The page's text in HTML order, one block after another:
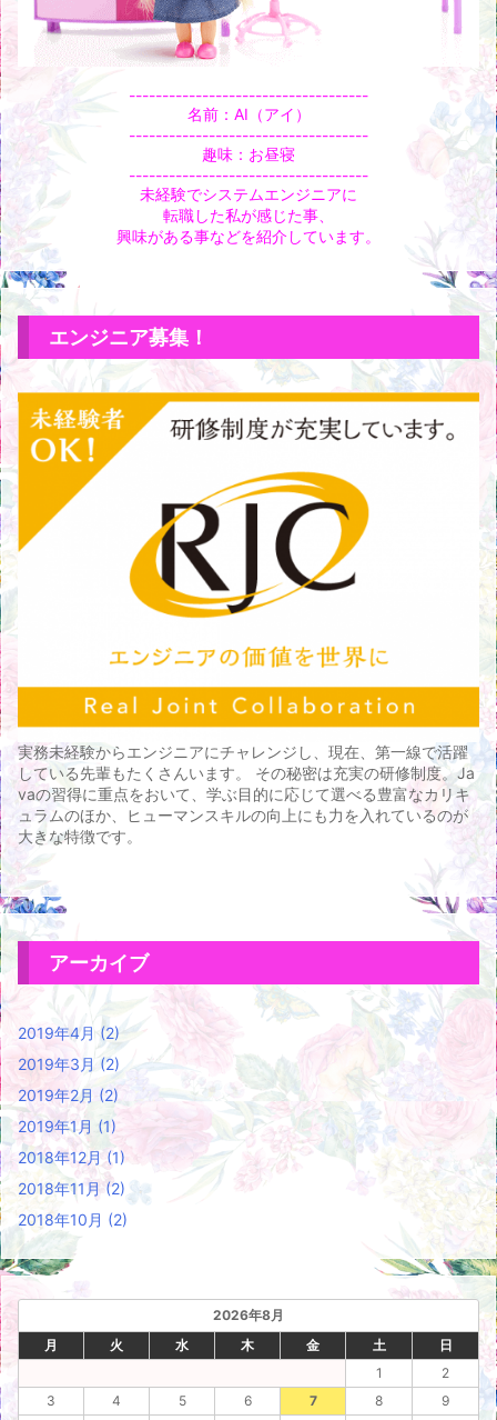
------------------------------------
名前：AI（アイ）
------------------------------------
趣味：お昼寝
------------------------------------
未経験でシステムエンジニアに
転職した私が感じた事、
興味がある事などを紹介しています。
エンジニア募集！
実務未経験からエンジニアにチャレンジし、現在、第一線で活躍
している先輩もたくさんいます。 その秘密は充実の研修制度。Ja
vaの習得に重点をおいて、学ぶ目的に応じて選べる豊富なカリキ
ュラムのほか、ヒューマンスキルの向上にも力を入れているのが
大きな特徴です。
アーカイブ
2019年4月(2)
2019年3月 (2)
2019年2月 (2)
2019年1月 (1)
2018年12月(1)
2018年11月 (2)
2018年10月 (2)
2026年8月
月
火 水 木 金 土
日
1
2
3
4 5 6 7 8
9